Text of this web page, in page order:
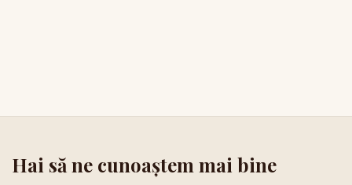
Hai să ne cunoaștem mai bine